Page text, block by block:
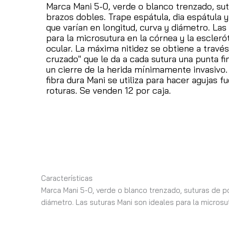
Marca Mani 5-0, verde o blanco trenzado,
brazos dobles. Trape espátula, dia espátula
que varían en longitud, curva y diámetro.
para la microsutura en la córnea y la
ocular. La máxima nitidez se obtiene a
cruzado" que le da a cada sutura una punta
un cierre de la herida mínimamente invasivo.
fibra dura Mani se utiliza para hacer agujas
roturas. Se venden 12 por caja.
Características
Marca Mani 5-0, verde o blanco trenzado, suturas de
diámetro. Las suturas Mani son ideales para la